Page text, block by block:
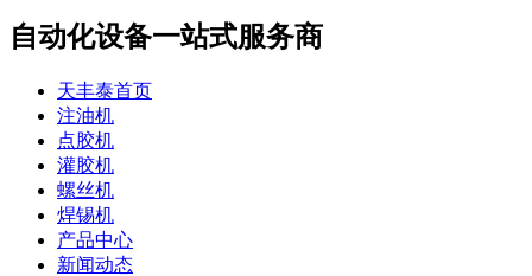
自动化设备一站式服务商
天丰泰首页
注油机
点胶机
灌胶机
螺丝机
焊锡机
产品中心
新闻动态